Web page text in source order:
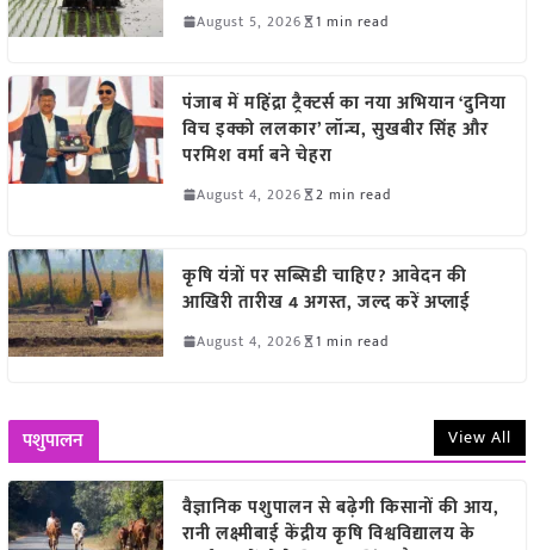
August 5, 2026 1 min read
पंजाब में महिंद्रा ट्रैक्टर्स का नया अभियान ‘दुनिया
विच इक्को ललकार’ लॉन्च, सुखबीर सिंह और
परमिश वर्मा बने चेहरा
August 4, 2026 2 min read
कृषि यंत्रों पर सब्सिडी चाहिए? आवेदन की
आखिरी तारीख 4 अगस्त, जल्द करें अप्लाई
August 4, 2026 1 min read
पशुपालन View All
वैज्ञानिक पशुपालन से बढ़ेगी किसानों की आय,
रानी लक्ष्मीबाई केंद्रीय कृषि विश्वविद्यालय के